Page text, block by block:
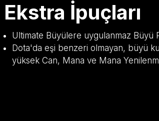
Ekstra İpuçları
Ultimate Büyülere uygulanmaz Büyü
Dota'da eşi benzeri olmayan, büyü
yüksek Can, Mana ve Mana